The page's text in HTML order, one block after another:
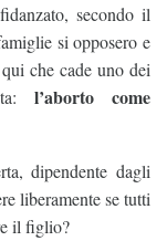
secondo il
si opposero e
che cade uno dei
l’aborto come
dipendente dagli
liberamente se tutti
il figlio?